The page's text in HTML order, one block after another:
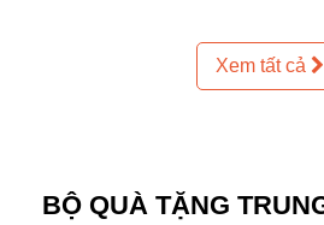
Xem tất cả
BỘ QUÀ TẶNG